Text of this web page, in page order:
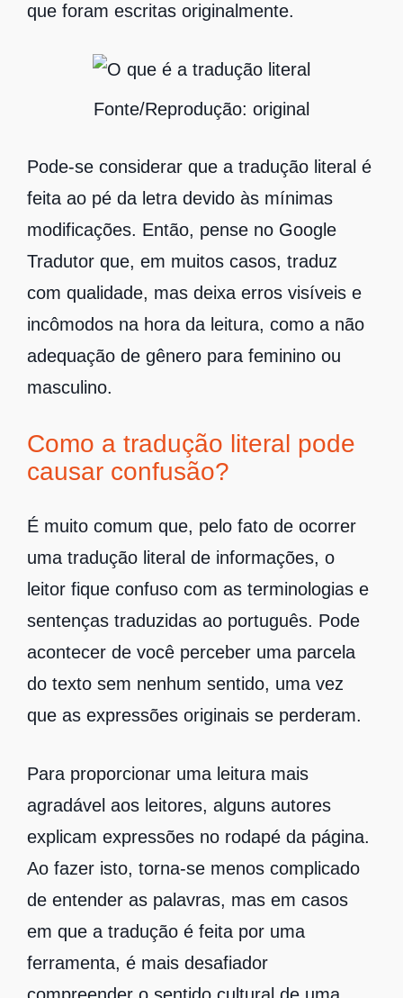
que foram escritas originalmente.
Fonte/Reprodução: original
Pode-se considerar que a tradução literal é
feita ao pé da letra devido às mínimas
modificações. Então, pense no Google
Tradutor que, em muitos casos, traduz
com qualidade, mas deixa erros visíveis e
incômodos na hora da leitura, como a não
adequação de gênero para feminino ou
masculino.
Como a tradução literal pode
causar confusão?
É muito comum que, pelo fato de ocorrer
uma tradução literal de informações, o
leitor fique confuso com as terminologias e
sentenças traduzidas ao português. Pode
acontecer de você perceber uma parcela
do texto sem nenhum sentido, uma vez
que as expressões originais se perderam.
Para proporcionar uma leitura mais
agradável aos leitores, alguns autores
explicam expressões no rodapé da página.
Ao fazer isto, torna-se menos complicado
de entender as palavras, mas em casos
em que a tradução é feita por uma
ferramenta, é mais desafiador